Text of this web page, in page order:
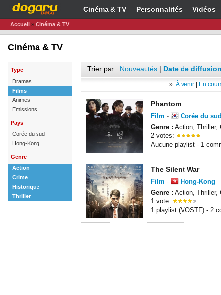
Cinéma & TV Personnalités Vidéos
Accueil » Cinéma & TV
Cinéma & TV
Type
Dramas
Films
Animes
Emissions
Pays
Corée du sud
Hong-Kong
Genre
Action
Crime
Historique
Thriller
Trier par : Nouveautés | Date de
» À venir En
Phantom
Film -
Corée du sud
Genre : Action, Thriller,
2 votes:
Aucune playlist - 1
The Silent War
Film -
Hong-Kong
Genre : Action, Thriller,
1 vote:
1 playlist (VOSTF) - 2